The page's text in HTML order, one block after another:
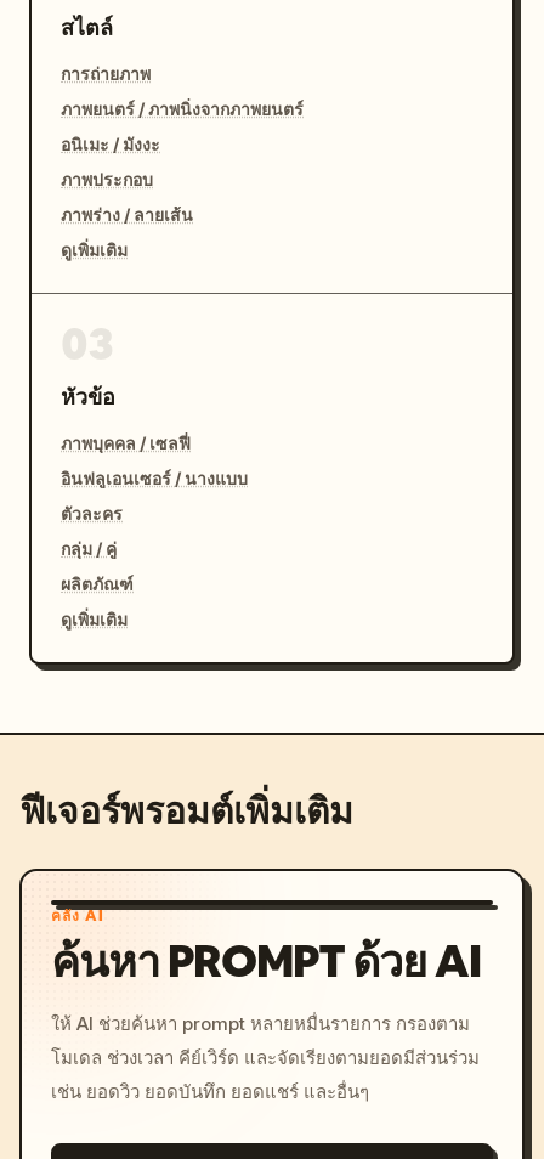
สไตล์
การถ่ายภาพ
ภาพยนตร์ / ภาพนิ่งจากภาพยนตร์
อนิเมะ / มังงะ
ภาพประกอบ
ภาพร่าง / ลายเส้น
ดูเพิ่มเติม
หัวข้อ
ภาพบุคคล / เซลฟี่
อินฟลูเอนเซอร์ / นางแบบ
ตัวละคร
กลุ่ม / คู่
ผลิตภัณฑ์
ดูเพิ่มเติม
ฟีเจอร์พรอมต์เพิ่มเติม
คลัง AI
ค้นหา PROMPT ด้วย AI
ให้ AI ช่วยค้นหา prompt หลายหมื่นรายการ กรองตาม
โมเดล ช่วงเวลา คีย์เวิร์ด และจัดเรียงตามยอดมีส่วนร่วม
เช่น ยอดวิว ยอดบันทึก ยอดแชร์ และอื่นๆ